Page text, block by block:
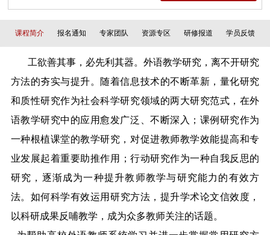
课程简介 报名通知 专家团队 资源专区 研修报道 学员反馈
工欲善其事，必先利其器。外语教学研究，离不开研究
方法的夯实与提升。随着信息技术的不断革新，量化研究
和质性研究作为社会科学研究领域的两大研究范式，在外
语教学研究中的应用愈发广泛、不断深入；课例研究作为
一种根植课堂的教学研究，对促进教师教学效能提高和专
业发展起着重要助推作用
；行动研究作为一种自我反思的
研究，逐渐成为一种提升教师教学与研究能力的有效方
法。如何科学有效运用研究方法，提升学术论文信效度，
以科研成果反哺教学，成为众多教师关注的话题。